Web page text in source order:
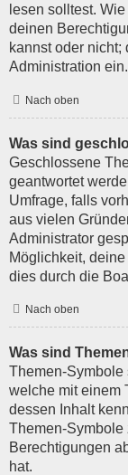
lesen solltest.
deinen
kannst oder
Administration ein.
Nach oben
Was sind
Geschlossene
geantwortet
Umfrage, falls
aus vielen
Administrator
Möglichkeit,
dies durch die
Nach oben
Was sind
Themen-Symbole
welche mit einem
dessen Inhalt
Themen-Symbole
Berechtigungen
hat.